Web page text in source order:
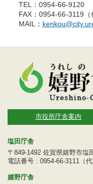
TEL：0954-66-9120
FAX：0954-66-3119（
MAIL：
市役所庁舎案内
塩田庁舎
〒849-1492 佐賀県嬉野市塩
電話番号 : 0954-66-3111（
嬉野庁舎